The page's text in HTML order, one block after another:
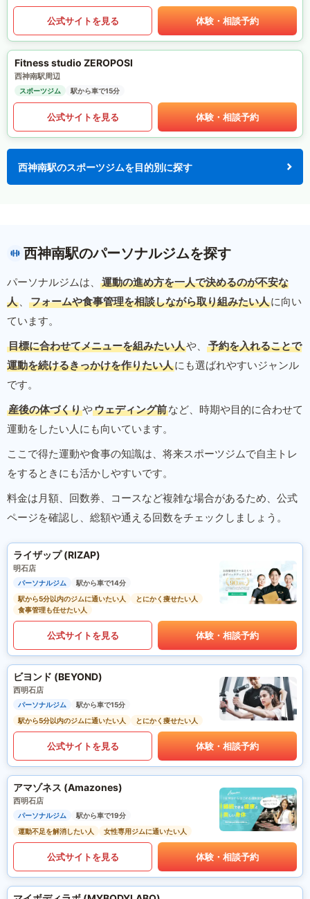
公式サイトを見る 体験・相談予約
Fitness studio ZEROPOSI
西神南駅周辺
スポーツジム 駅から車で15分
公式サイトを見る 体験・相談予約
西神南駅のスポーツジムを目的別に探す
西神南駅のパーソナルジムを探す
パーソナルジムは、
運動の進め方を一人で決めるのが不安な
人 、 フォームや食事管理を相談しながら取り組みたい人に向い
ています。
目標に合わせてメニューを組みたい人や、
予約を入れることで
運動を続けるきっかけを作りたい人にも選ばれやすいジャンル
です。
産後の体づくりやウェディング前など、時期や目的に合わせて
運動をしたい人にも向いています。
ここで得た運動や食事の知識は、将来スポーツジムで自主トレ
をするときにも活かしやすいです。
料金は月額、回数券、コースなど複雑な場合があるため、公式
ページを確認し、総額や通える回数をチェックしましょう。
ライザップ (RIZAP)
明石店
パーソナルジム
駅から車で14分
駅から5分以内のジムに通いたい人
とにかく痩せたい人
食事管理も任せたい人
公式サイトを見る 体験・相談予約
ビヨンド (BEYOND)
西明石店
パーソナルジム
駅から車で15分
駅から5分以内のジムに通いたい人
とにかく痩せたい人
公式サイトを見る 体験・相談予約
アマゾネス (Amazones)
西明石店
パーソナルジム
駅から車で19分
運動不足を解消したい人
女性専用ジムに通いたい人
公式サイトを見る 体験・相談予約